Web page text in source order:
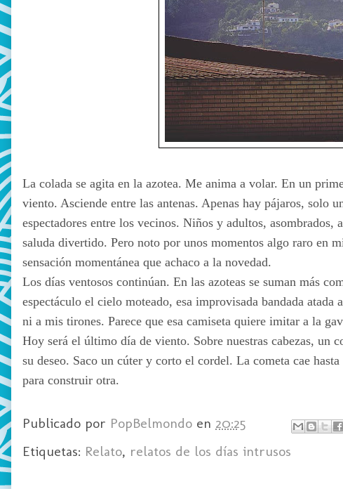
La colada se agita en la azotea. Me anima a volar. En un
viento. Asciende entre las antenas. Apenas hay pájaros, solo
espectadores entre los vecinos. Niños y adultos,
saluda divertido. Pero noto por unos momentos algo raro en
sensación momentánea que achaco a la novedad.
Los días ventosos continúan. En las azoteas se suman más
espectáculo el cielo moteado, esa improvisada bandada
ni a mis tirones. Parece que esa camiseta quiere imitar a la
Hoy será el último día de viento. Sobre nuestras cabezas, un
su deseo. Saco un cúter y corto el cordel. La cometa cae
para construir otra.
Publicado por PopBelmondo en 20:25
Etiquetas: Relato, relatos de los días intrusos